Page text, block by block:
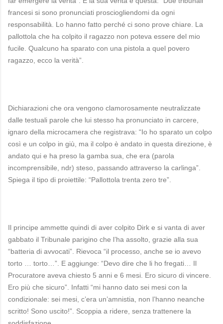
francesi si sono pronunciati prosciogliendomi da ogni
responsabilità. Lo hanno fatto perché ci sono prove chiare. La
pallottola che ha colpito il ragazzo non poteva essere del mio
fucile. Qualcuno ha sparato con una pistola a quel povero
ragazzo, ecco la verità”.
Dichiarazioni che ora vengono clamorosamente neutralizzate
dalle testuali parole che lui stesso ha pronunciato in carcere,
ignaro della microcamera che registrava: “Io ho sparato un colpo
così e un colpo in giù, ma il colpo è andato in questa direzione, è
andato qui e ha preso la gamba sua, che era (parola
incomprensibile, ndr) steso, passando attraverso la carlinga”.
Spiega il tipo di proiettile: “Pallottola trenta zero tre”.
Il principe ammette quindi di aver colpito Dirk e si vanta di aver
gabbato il Tribunale parigino che l’ha assolto, grazie alla sua
“batteria di avvocati”. Rievoca “il processo, anche se io avevo
torto … torto…”. E aggiunge: “Devo dire che li ho fregati… Il
Procuratore aveva chiesto 5 anni e 6 mesi. Ero sicuro di vincere.
Ero più che sicuro”. Infatti “mi hanno dato sei mesi con la
condizionale: sei mesi, c’era un’amnistia, non l’hanno neanche
scritto! Sono uscito!”. Scoppia a ridere, senza trattenere la